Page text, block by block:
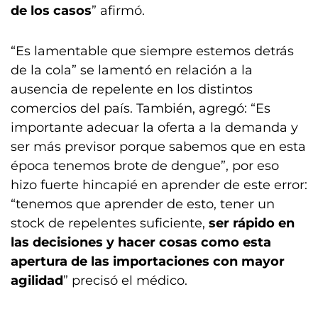
de los casos” afirmó.
“Es lamentable que siempre estemos detrás
de la cola” se lamentó en relación a la
ausencia de repelente en los distintos
comercios del país. También, agregó: “Es
importante adecuar la oferta a la demanda y
ser más previsor porque sabemos que en esta
época tenemos brote de dengue”, por eso
hizo fuerte hincapié en aprender de este error:
“tenemos que aprender de esto, tener un
stock de repelentes suficiente, ser rápido en
las decisiones y hacer cosas como esta
apertura de las importaciones con mayor
agilidad” precisó el médico.